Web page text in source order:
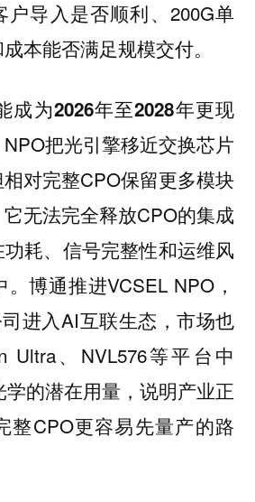
户导入是否顺利、200G单
本能否满足规模交付。
成为2026年至2028年更现
NPO把光引擎移近交换芯片
对完整CPO保留更多模块
无法完全释放CPO的集成
耗、信号完整性和运维风
博通推进VCSEL NPO，
进入AI互联生态，市场也
Ultra、NVL576等平台中
的潜在用量，说明产业正
整CPO更容易先量产的路